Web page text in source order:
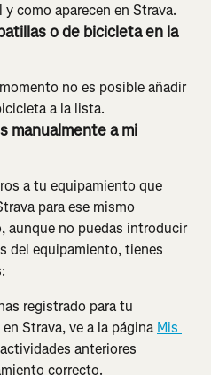
como aparecen en Strava.
o de bicicleta en la
no es posible añadir
a la lista.
manualmente a mi
a tu equipamiento que
para ese mismo
aunque no puedas introducir
del equipamiento, tienes
registrado para tu
Strava, ve a la página Mis
anteriores
correcto.